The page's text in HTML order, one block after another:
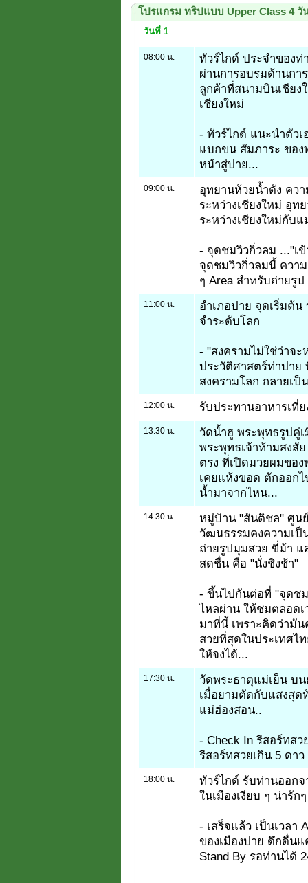
โปรแกรม ทริปแบบ Upper Class 4 วั
วันที่ 1
08:00 น.
ทัวร์ไกด์ ประจำของ
ผ่านการอบรมด้านกา
ลูกค้าที่สนามบินเชียง
เชียงใหม่
- ทัวร์ไกด์ แนะนำตัว
แบกขน สัมภาระ ของ
หน้าสู่ปาย...
09:00 น.
อุทยานห้วยน้ำดัง ควา
ระหว่างเชียงใหม่ อุ
ระหว่างเชียงใหม่กับ
- จุดชมวิวกิ่วลม ..."เ
จุดชมวิวกิ่วลมนี้ ควา
ๆ Area สำหรับถ่ายรู
11:00 น.
อำเภอปาย จุดเริ่มต้น
จำระดับโลก
- "สงครามไม่ใช่ว่าจ
ประวัติศาสตร์ท่าปาย
สงครามโลก กลายเป็
12:00 น. รับประทานอาหารเที่
13:30 น.
วัดน้ำฮู พระพุทธรูปคู่
พระพุทธเจ้าห้ามสงสั
ตรง ที่เปิดมวยผมขอ
เคยแห้งขอด ตักออก
น้ำมาจากไหน...
14:30 น.
หมู่บ้าน "สันติชล" ศูน
วัฒนธรรมคงความเ
ถ่ายรูปมุมสวย ขี่ม้า แ
สดชื่น คือ "นั่งชิงช้า"
- ขึ้นไปกันต่อที่ "จุดช
ไหลผ่าน ให้ชมตลอด
มาที่นี้ เพราะคิดว่ามั
สวยที่สุดในประเทศไ
ให้จงได้...
17:30 น.
วัดพระธาตุแม่เย็น บ
เมื่อยามตัดกับแสงสุด
แม่ฮ่องสอน..
- Check In รีสอร์ทสว
รีสอร์ทสวยเกิน 5 ดา
18:00 น.
ทัวร์ไกด์ รับท่านออกจ
ในเมืองเงียบ ๆ น่ารัก
- เสร็จแล้ว เป็นเวลา
ของเมืองปาย ดึกดื่น
Stand By รอท่านได้